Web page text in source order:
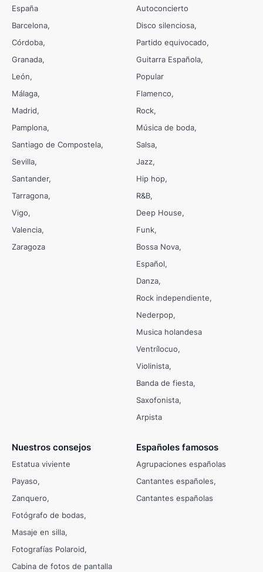
España
Barcelona
Córdoba
Granada
León
Málaga
Madrid
Pamplona
Santiago de Compostela
Sevilla
Santander
Tarragona
Vigo
Valencia
Zaragoza
Autoconcierto
Disco silenciosa
Partido equivocado
Guitarra Española
Popular
Flamenco
Rock
Música de boda
Salsa
Jazz
Hip hop
R&B
Deep House
Funk
Bossa Nova
Español
Danza
Rock independiente
Nederpop
Musica holandesa
Ventrílocuo
Violinista
Banda de fiesta
Saxofonista
Arpista
Nuestros consejos
Estatua viviente
Payaso
Zanquero
Fotógrafo de bodas
Masaje en silla
Fotografías Polaroid
Cabina de fotos de pantalla
Españoles famosos
Agrupaciones españolas
Cantantes españoles
Cantantes españolas